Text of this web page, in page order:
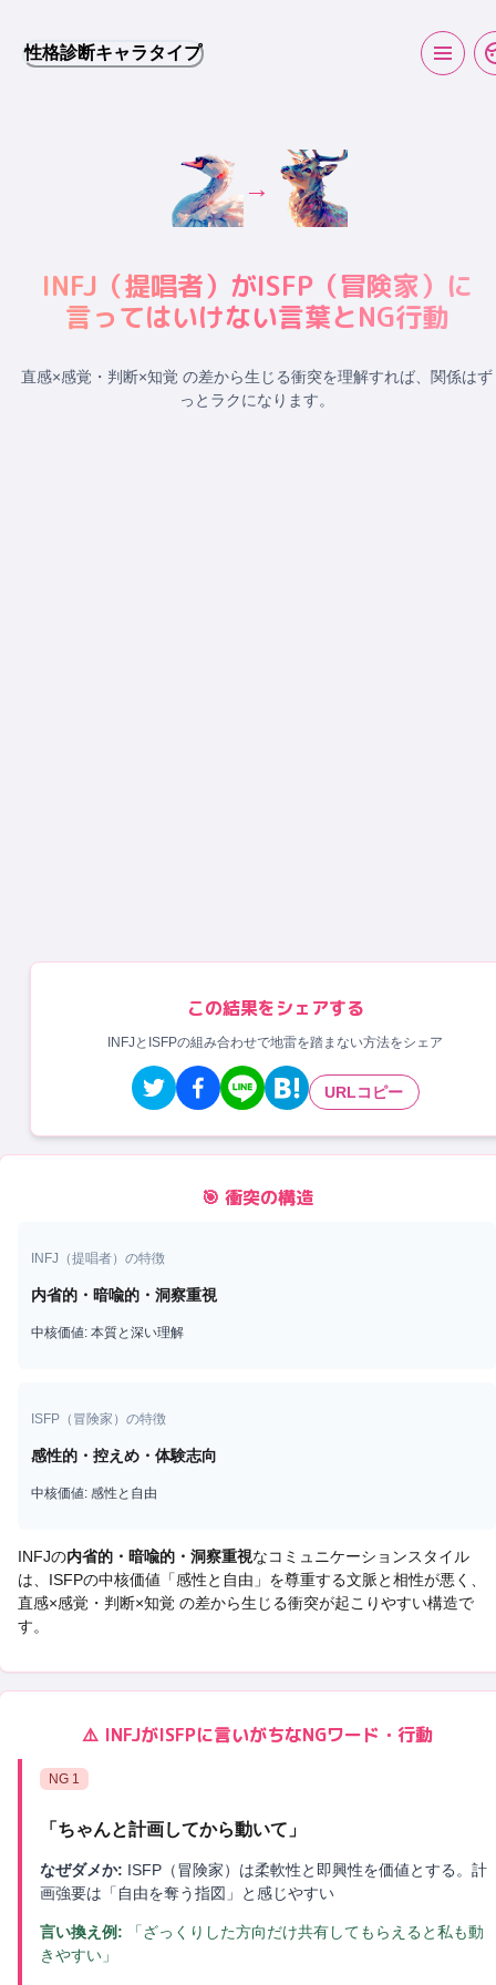
性格診断キャラタイプ
→
INFJ （提唱者）がISFP（冒険家）に
言ってはいけない言葉とNG行動
直感×感覚・判断×知覚 の差から生じる衝突を理解すれば、関係はず
っとラクになります。
この結果をシェアする
INFJとISFPの組み合わせで地雷を踏まない方法をシェア
URLコピー
🎯 衝突の構造
INFJ （提唱者）の特徴
内省的・暗喩的・洞察重視
中核価値: 本質と深い理解
ISFP （ 冒険家 ）の特徴
感性的・控えめ・体験志向
中核価値: 感性と自由
INFJの内省的・暗喩的・洞察重視なコミュニケーションスタイル
は、 ISFPの中核価値「感性と自由 」を尊重する文脈と相性が悪く、
直感×感覚・判断×知覚 の差から生じる衝突が起こりやすい構造で
す。
⚠️ INFJがISFPに言いがちなNGワード・行動
NG 1
「 ちゃんと計画してから動いて 」
なぜダメか: ISFP（冒険家）は柔軟性と即興性を価値とする。計
画強要は「自由を奪う指図」と感じやすい
言い換え例:
「ざっくりした方向だけ共有してもらえると私も動
きやすい」